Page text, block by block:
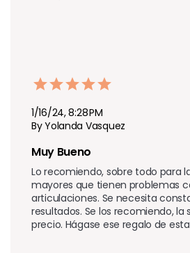
1/16/24, 8:28 PM
By Yolanda Vasquez
Muy Bueno
Lo recomiendo, sobre todo para
mayores que tienen problemas
articulaciones. Se necesita
resultados. Se los recomiendo, la
precio. Hágase ese regalo de